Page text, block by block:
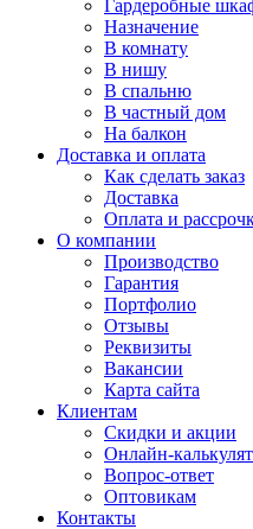
Гардеробные
Назначение
В комнату
В нишу
В спальню
В частный дом
На балкон
Доставка и оплата
Как сделать заказ
Доставка
Оплата и
О компании
Производство
Гарантия
Портфолио
Отзывы
Реквизиты
Вакансии
Карта сайта
Клиентам
Скидки и акции
Онлайн-
Вопрос-ответ
Оптовикам
Контакты